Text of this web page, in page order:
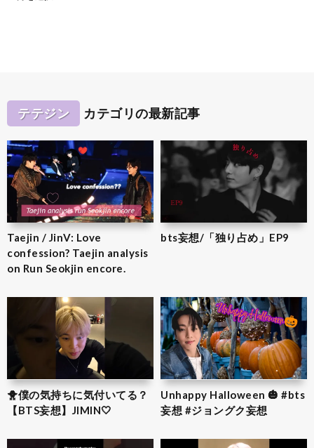
テテジン カテゴリの最新記事
Taejin / JinV: Love
confession? Taejin analysis
on Run Seokjin encore.
bts妄想/「独り占め」EP9
🐥僕の気持ちに気付いてる？
【BTS妄想】JIMIN‎🤍
Unhappy Halloween 🎃 #bts
妄想 #ジョングク妄想